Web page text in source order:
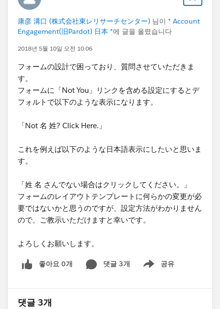
康彦 溝口 (株式会社東レリサーチセンター) 님이 * Account
Engagement(旧Pardot) 日本 *에 글을 올렸습니다
2018년 5월 10일 오전 10:06
フォームの設計で困っており、質問させていただきま
す。
フォームに「Not You」リンクを含める設定にするとデ
フォルトで以下のような表示になります。
「Not 名 姓? Click Here.」
これを例えば以下のような日本語表示にしたいと思いま
す。
「姓 名 さんでない場合はクリックしてください。」
フォームのレイアウトテンプレートに何らかの変更が必
要ではないかと思うのですが、設定方法がわかりません
ので、ご教示いただけますと幸いです。
よろしくお願いします。
좋아요 0개 댓글 3개 공유
Show menu
댓글 3개